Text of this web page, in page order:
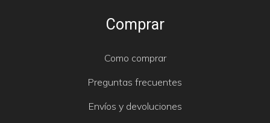
Comprar
Como comprar
Preguntas frecuentes
Envíos y devoluciones